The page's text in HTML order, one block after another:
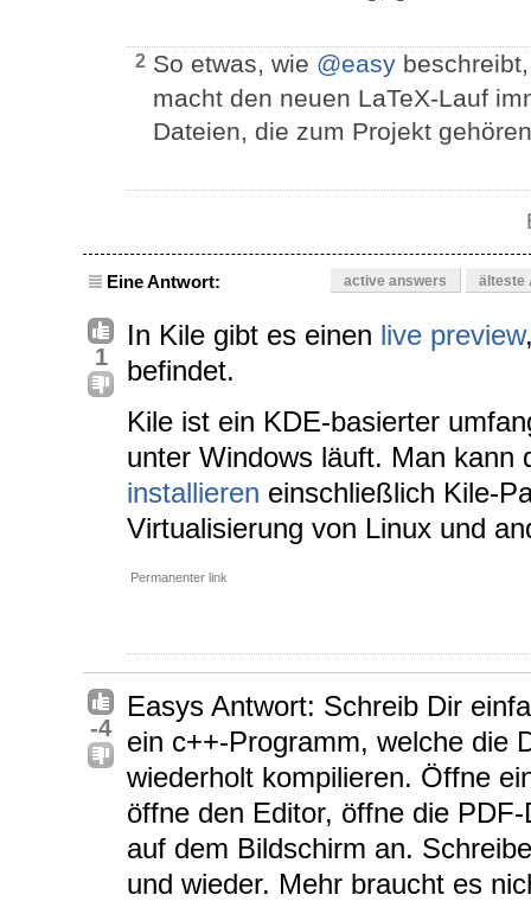
2 So etwas, wie @easy
macht den neuen LaTeX-Lauf
Dateien, die zum Projekt
Eine Antwort: active answers älteste
1
In Kile gibt es einen live preview
befindet.
Kile ist ein KDE-basierter
unter Windows läuft. Man kann
installieren einschließlich Kile-
Virtualisierung von Linux und
Permanenter link
-4
Easys Antwort: Schreib Dir
ein c++-Programm, welche die
wiederholt kompilieren. Öffne
öffne den Editor, öffne die
auf dem Bildschirm an.
und wieder. Mehr braucht es